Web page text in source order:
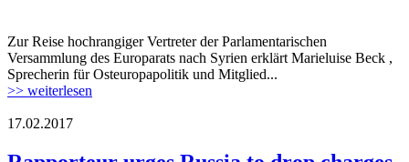
Europarat.jpg
Zur Reise hochrangiger Vertreter der Parlamentarischen
Versammlung des Europarats nach Syrien erklärt Marieluise Beck ,
Sprecherin für Osteuropapolitik und Mitglied...
>> weiterlesen
news-showimage.jpg
17.02.2017